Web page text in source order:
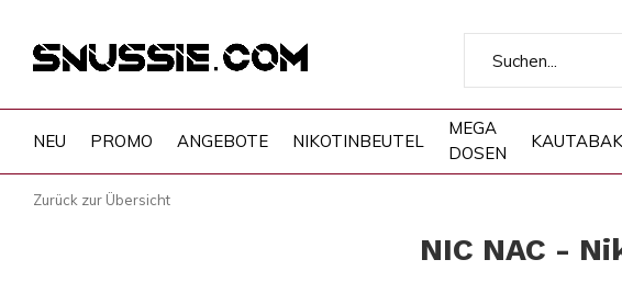
NEU PROMO ANGEBOTE NIKOTINBEUTEL
MEGA
DOSEN
KAUTABAK
Zurück zur Übersicht
NIC NAC -